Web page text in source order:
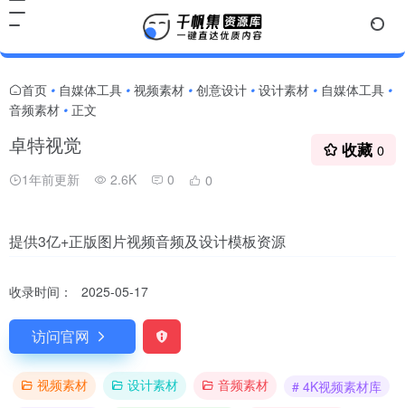
首页 • 自媒体工具 • 视频素材 • 创意设计 • 设计素材 • 自媒体工具 •
音频素材 • 正文
卓特视觉
1年前更新 2.6K 0 0
收藏 0
提供3亿+正版图片视频音频及设计模板资源
收录时间： 2025-05-17
访问官网
视频素材 设计素材 音频素材
# 4K视频素材库